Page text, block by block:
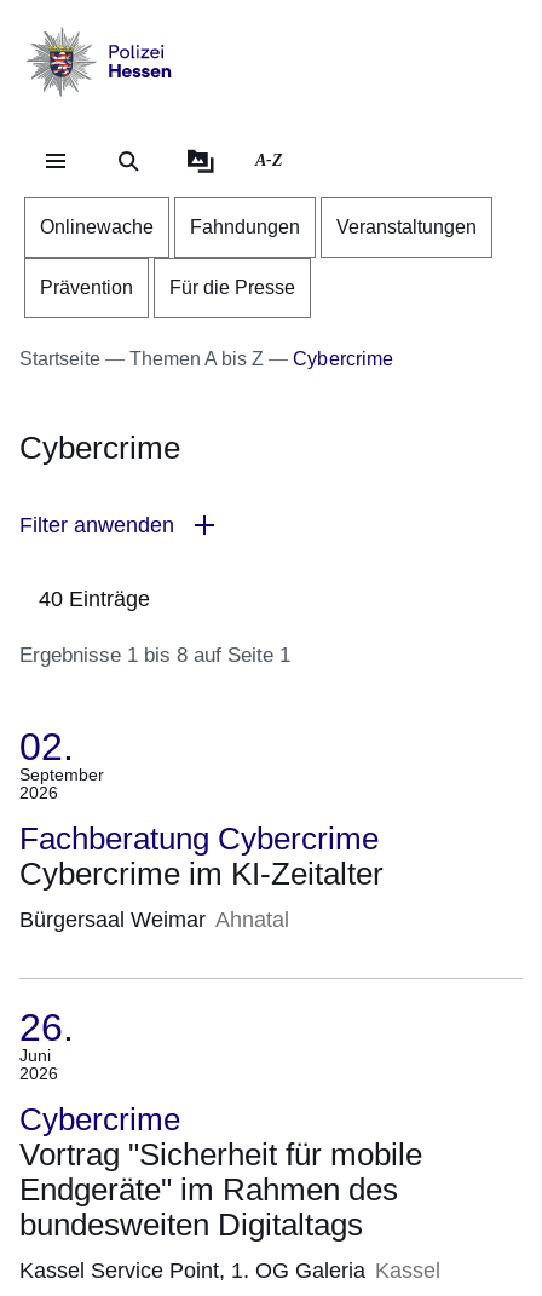
Hessen
A-Z
Onlinewache Fahndungen Veranstaltungen
Prävention Für die Presse
Startseite Themen A bis Z Cybercrime
Cybercrime
Filter anwenden
40 Einträge
Ergebnisse 1 bis 8 auf Seite 1
:40
Ergebnisse:Ergebnisse
1
bis
auf
Seite
02.
September
2026
(Termin:
02.
September
2026)
Fachberatung Cybercrime
Cybercrime im KI-Zeitalter
Bürgersaal Weimar Ahnatal
26.
Juni
2026
(Termin:
26.
Juni
2026)
Cybercrime
Vortrag "Sicherheit für mobile
Endgeräte" im Rahmen des
bundesweiten Digitaltags
Kassel Service Point, 1. OG Galeria Kassel